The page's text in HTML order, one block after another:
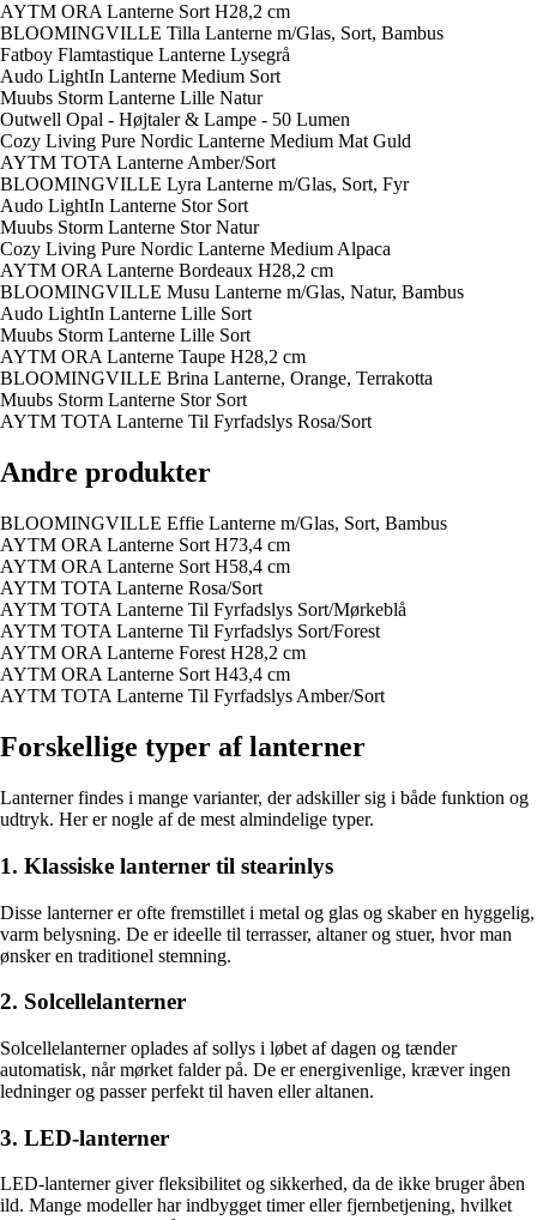
AYTM ORA Lanterne Sort H28,2 cm
BLOOMINGVILLE Tilla Lanterne m/Glas, Sort, Bambus
Fatboy Flamtastique Lanterne Lysegrå
Audo LightIn Lanterne Medium Sort
Muubs Storm Lanterne Lille Natur
Outwell Opal - Højtaler & Lampe - 50 Lumen
Cozy Living Pure Nordic Lanterne Medium Mat Guld
AYTM TOTA Lanterne Amber/Sort
BLOOMINGVILLE Lyra Lanterne m/Glas, Sort, Fyr
Audo LightIn Lanterne Stor Sort
Muubs Storm Lanterne Stor Natur
Cozy Living Pure Nordic Lanterne Medium Alpaca
AYTM ORA Lanterne Bordeaux H28,2 cm
BLOOMINGVILLE Musu Lanterne m/Glas, Natur, Bambus
Audo LightIn Lanterne Lille Sort
Muubs Storm Lanterne Lille Sort
AYTM ORA Lanterne Taupe H28,2 cm
BLOOMINGVILLE Brina Lanterne, Orange, Terrakotta
Muubs Storm Lanterne Stor Sort
AYTM TOTA Lanterne Til Fyrfadslys Rosa/Sort
Andre produkter
BLOOMINGVILLE Effie Lanterne m/Glas, Sort, Bambus
AYTM ORA Lanterne Sort H73,4 cm
AYTM ORA Lanterne Sort H58,4 cm
AYTM TOTA Lanterne Rosa/Sort
AYTM TOTA Lanterne Til Fyrfadslys Sort/Mørkeblå
AYTM TOTA Lanterne Til Fyrfadslys Sort/Forest
AYTM ORA Lanterne Forest H28,2 cm
AYTM ORA Lanterne Sort H43,4 cm
AYTM TOTA Lanterne Til Fyrfadslys Amber/Sort
Forskellige typer af lanterner
Lanterner findes i mange varianter, der adskiller sig i både funktion og
udtryk. Her er nogle af de mest almindelige typer.
1. Klassiske lanterner til stearinlys
Disse lanterner er ofte fremstillet i metal og glas og skaber en hyggelig,
varm belysning. De er ideelle til terrasser, altaner og stuer, hvor man
ønsker en traditionel stemning.
2. Solcellelanterner
Solcellelanterner oplades af sollys i løbet af dagen og tænder
automatisk, når mørket falder på. De er energivenlige, kræver ingen
ledninger og passer perfekt til haven eller altanen.
3. LED-lanterner
LED-lanterner giver fleksibilitet og sikkerhed, da de ikke bruger åben
ild. Mange modeller har indbygget timer eller fjernbetjening, hvilket